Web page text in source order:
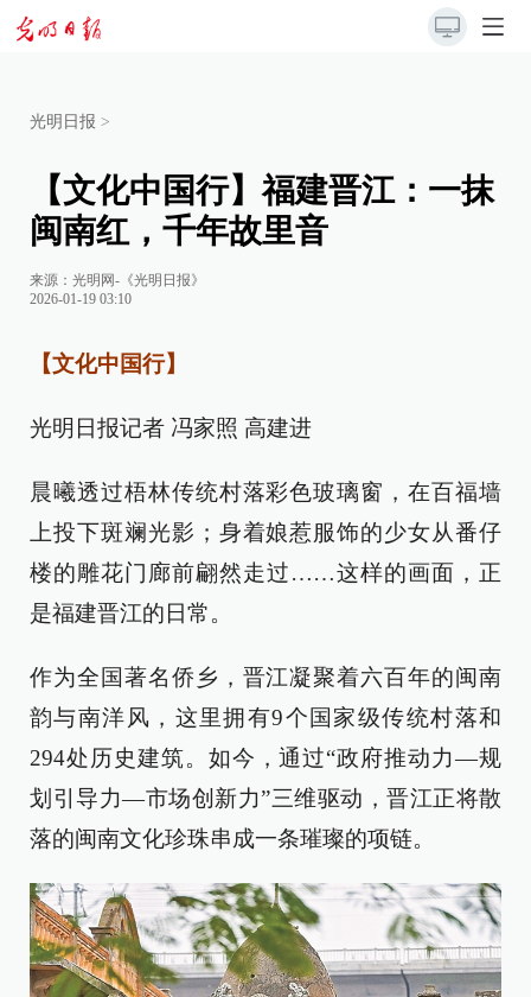
光明日报 >
【文化中国行】福建晋江：一抹
闽南红，千年故里音
来源： 光明网-《光明日报》
2026-01-19 03:10
【文化中国行】
光明日报记者 冯家照 高建进
晨曦透过梧林传统村落彩色玻璃窗，在百福墙
上投下斑斓光影；身着娘惹服饰的少女从番仔
楼的雕花门廊前翩然走过……这样的画面，正
是福建晋江的日常。
作为全国著名侨乡，晋江凝聚着六百年的闽南
韵与南洋风，这里拥有9个国家级传统村落和
294处历史建筑。如今，通过“政府推动力—规
划引导力—市场创新力”三维驱动，晋江正将散
落的闽南文化珍珠串成一条璀璨的项链。